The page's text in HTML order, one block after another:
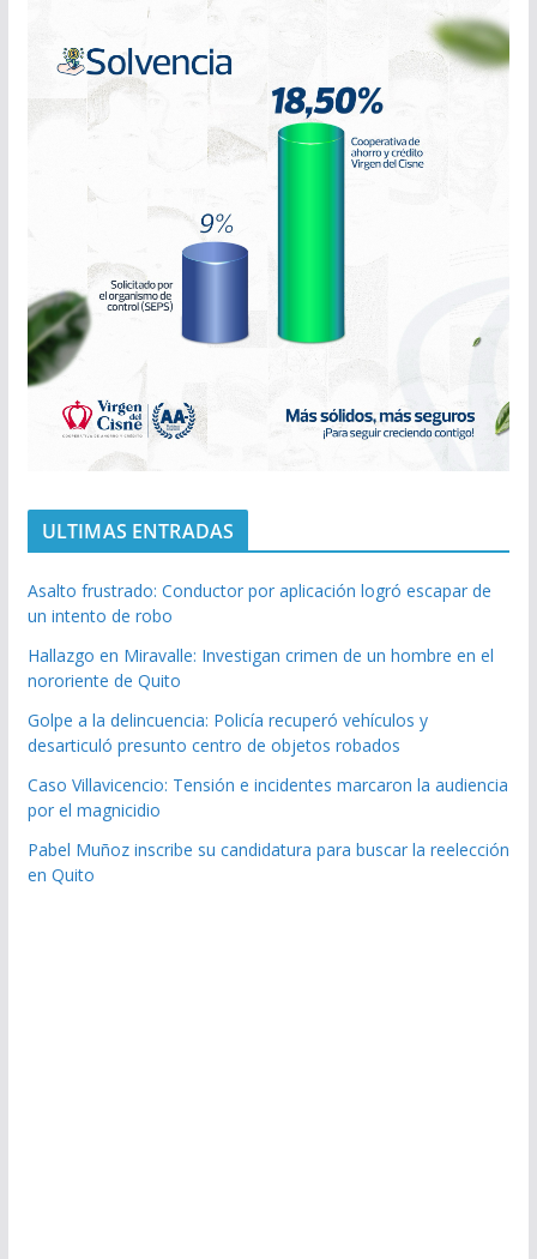
ULTIMAS ENTRADAS
Asalto frustrado: Conductor por aplicación logró escapar de
un intento de robo
Hallazgo en Miravalle: Investigan crimen de un hombre en el
nororiente de Quito
Golpe a la delincuencia: Policía recuperó vehículos y
desarticuló presunto centro de objetos robados
Caso Villavicencio: Tensión e incidentes marcaron la audiencia
por el magnicidio
Pabel Muñoz inscribe su candidatura para buscar la reelección
en Quito